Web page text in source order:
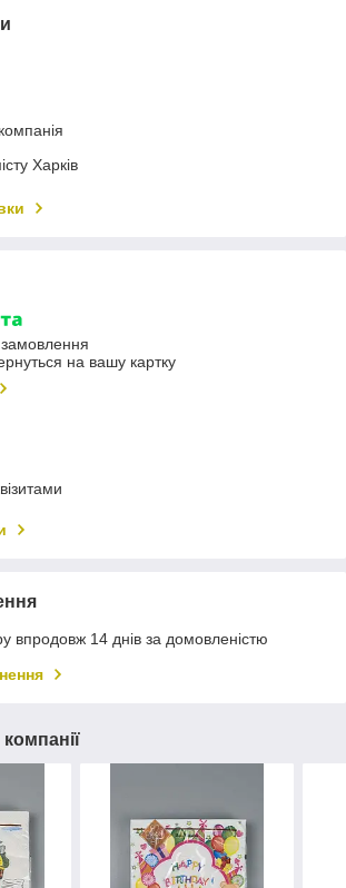
Харків
на вашу картку
впродовж 14 днів за домовленістю